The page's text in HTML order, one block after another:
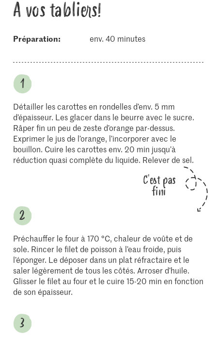
À vos tabliers!
Préparation: env. 40 minutes
Détailler les carottes en rondelles d’env. 5 mm
d’épaisseur. Les glacer dans le beurre avec le sucre.
Râper fin un peu de zeste d’orange par-dessus.
Exprimer le jus de l’orange, l’incorporer avec le
bouillon. Cuire les carottes env. 20 min jusqu’à
réduction quasi complète du liquide. Relever de sel.
C'est pas
fini
Préchauffer le four à 170 °C, chaleur de voûte et de
sole. Rincer le filet de poisson à l’eau froide, puis
l’éponger. Le déposer dans un plat réfractaire et le
saler légèrement de tous les côtés. Arroser d’huile.
Glisser le filet au four et le cuire 15-20 min en fonction
de son épaisseur.